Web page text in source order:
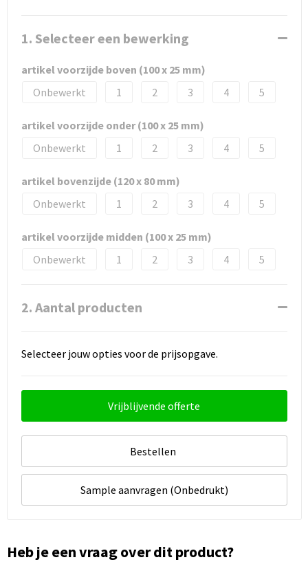
1. Selecteer een bewerking
artikel voorzijde boven (100 x 25 mm)
Onbewerkt
1 2 3 4 5
artikel voorzijde onder (100 x 25 mm)
Onbewerkt
1 2 3 4 5
artikel bovenzijde (120 x 80 mm)
Onbewerkt
1 2 3 4 5
artikel voorzijde midden (100 x 25 mm)
Onbewerkt
1 2 3 4 5
2. Aantal producten
Selecteer jouw opties voor de prijsopgave.
Vrijblijvende offerte
Bestellen
Sample aanvragen (Onbedrukt)
Heb je een vraag over dit product?